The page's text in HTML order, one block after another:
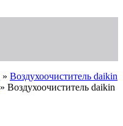
» Воздухоочиститель daikin
» Воздухоочиститель daikin